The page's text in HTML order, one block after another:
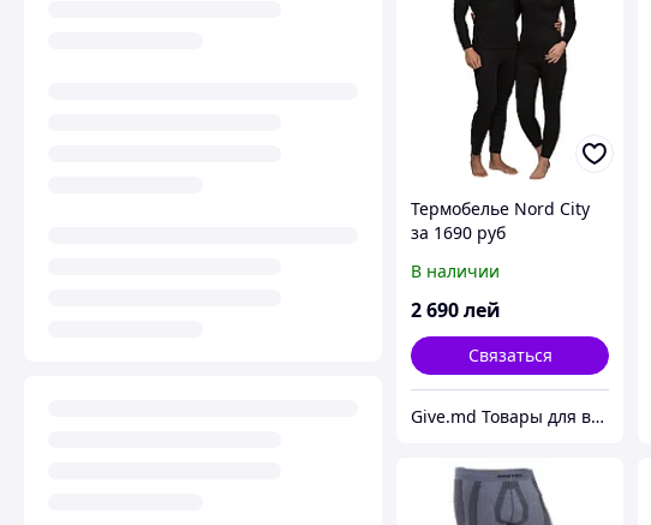
Термобелье Nord City
за 1690 руб
В наличии
2 690лей
Связаться
Give.md Товары для всех!